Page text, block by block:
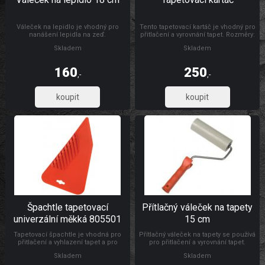
Váleček na lepidlo je vhodný pro
nanášení lepidla na zeď.
Skladem
160,-
132,23
Tento tapetovací kartáč je vhodný pro
přitlačení a vyrovnání tapet. Rozměry:
Skladem
250,-
206,61
Špachtle tapetovací
univerzální měkká 805501
Tapetovací špachtle je vhodná pro
přitlačení a vyhlazení tapet a pro
samolepicích folií, s drážkou pro
Skladem
Přítlačný váleček na tapety
15 cm
Přítlačný váleček na tapety se používá
pro přitlačení a vyrovnání tapet.
váleček je vyroben z PUR pěny,
Skladem